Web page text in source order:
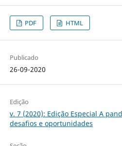
PDF HTML
Publicado
26-09-2020
Edição
v. 7 (2020): Edição Especial A
desafios e oportunidades